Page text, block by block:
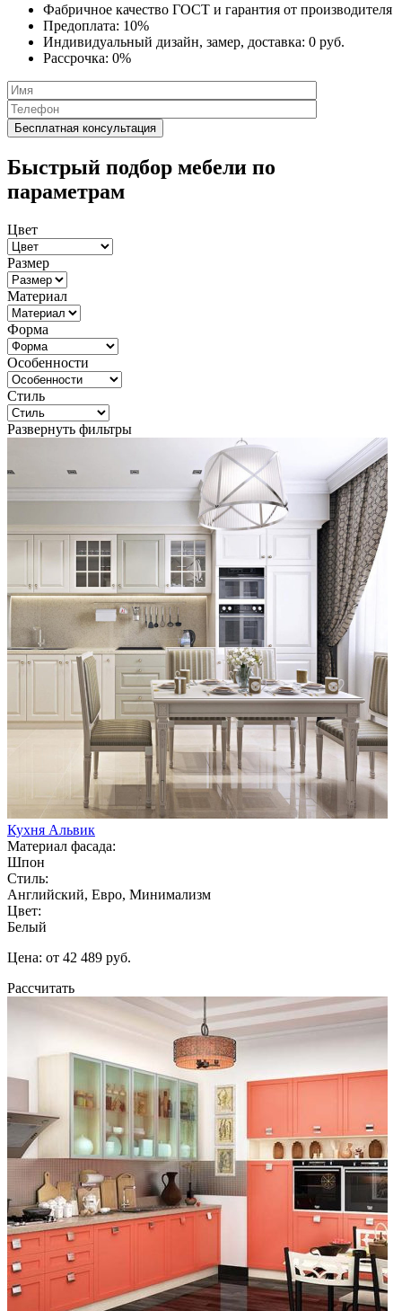
Фабричное качество ГОСТ и гарантия от производителя
Предоплата: 10%
Индивидуальный дизайн, замер, доставка: 0 руб.
Рассрочка: 0%
Быстрый подбор мебели по
параметрам
Цвет
Размер
Материал
Форма
Особенности
Стиль
Развернуть фильтры
Кухня Альвик
Материал фасада:
Шпон
Стиль:
Английский, Евро, Минимализм
Цвет:
Белый
Цена: от 42 489 руб.
Рассчитать